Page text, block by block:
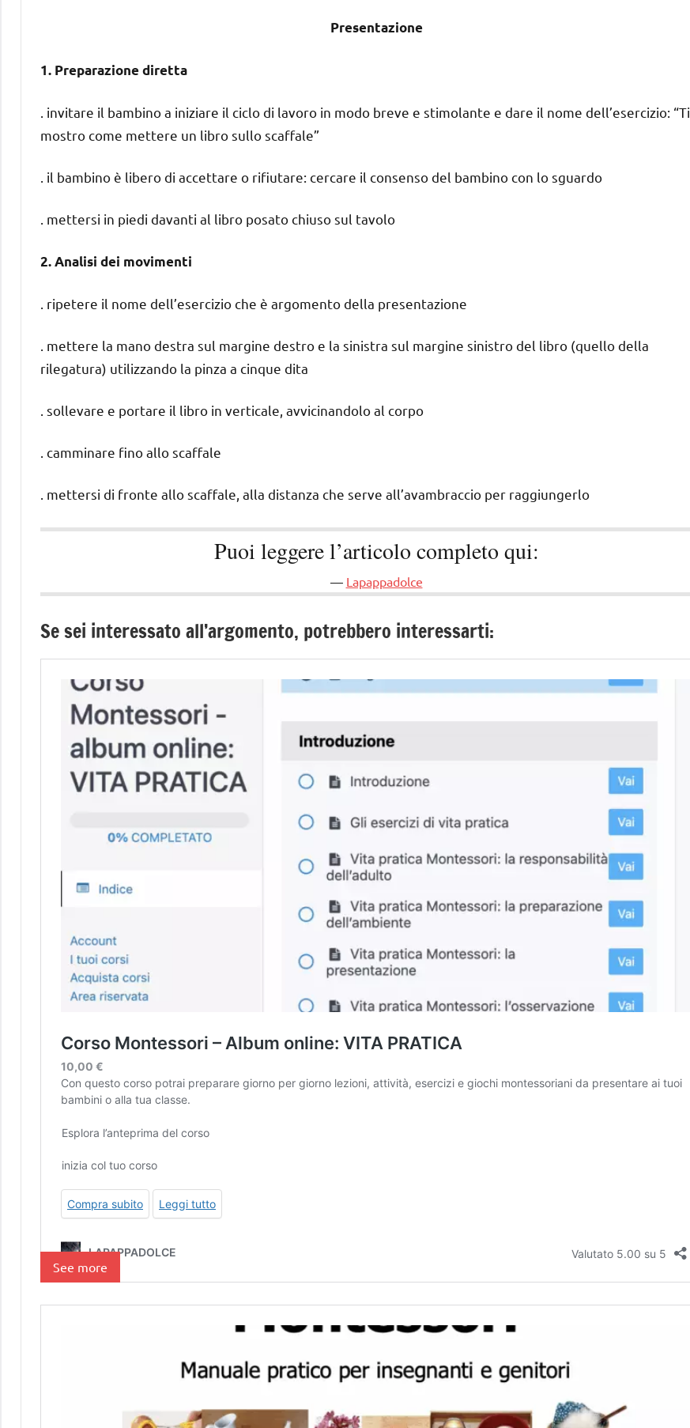
Presentazione
1. Preparazione diretta
. invitare il bambino a iniziare il ciclo di lavoro in modo breve e stimolante e dare il nome dell’esercizio: “Ti
mostro come mettere un libro sullo scaffale”
. il bambino è libero di accettare o rifiutare: cercare il consenso del bambino con lo sguardo
. mettersi in piedi davanti al libro posato chiuso sul tavolo
2. Analisi dei movimenti
. ripetere il nome dell’esercizio che è argomento della presentazione
. mettere la mano destra sul margine destro e la sinistra sul margine sinistro del libro (quello della
rilegatura) utilizzando la pinza a cinque dita
. sollevare e portare il libro in verticale, avvicinandolo al corpo
. camminare fino allo scaffale
. mettersi di fronte allo scaffale, alla distanza che serve all’avambraccio per raggiungerlo
Puoi leggere l’articolo completo qui:
Lapappadolce
Se sei interessato all’argomento, potrebbero interessarti:
See more